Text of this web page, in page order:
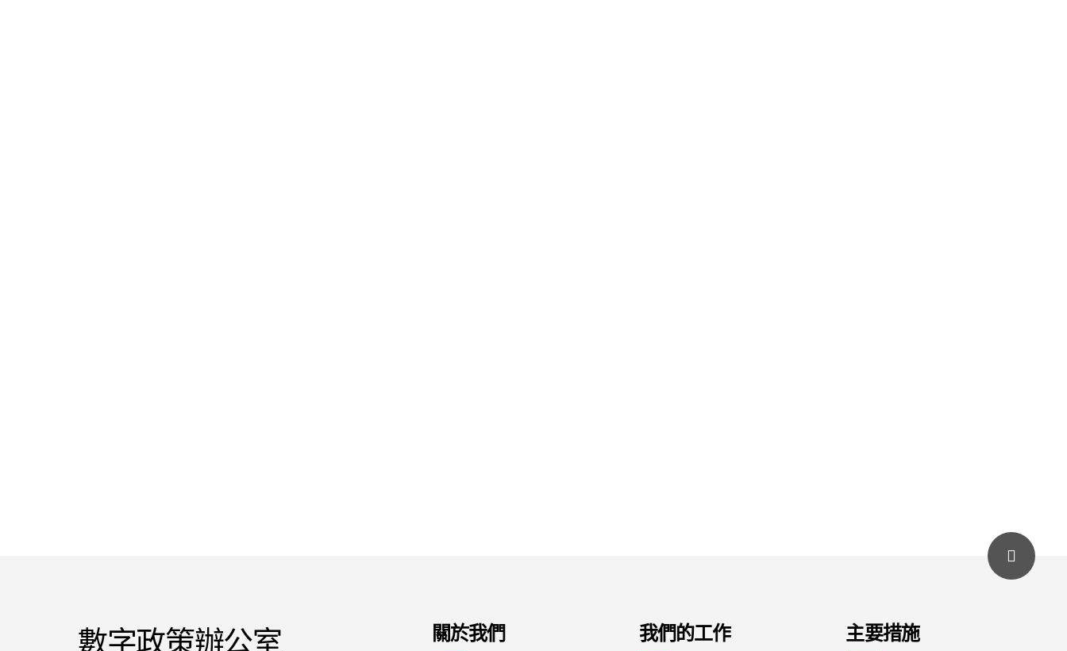
數字政策辦公室 關於我們 我們的工作 主要措施